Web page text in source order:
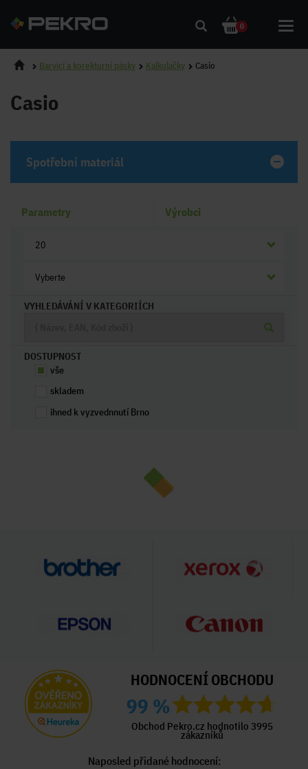
0
Barvicí a korekturní pásky Kalkulačky Casio
Casio
Spotřební materiál
Parametry Výrobci
20
Vyberte
VYHLEDÁVÁNÍ V KATEGORIÍCH
DOSTUPNOST
vše
skladem
ihned k vyzvednnutí Brno
HODNOCENÍ OBCHODU
99 %
Obchod Pekro.cz hodnotilo 3995
zákazníků
Naposled přidané hodnocení: